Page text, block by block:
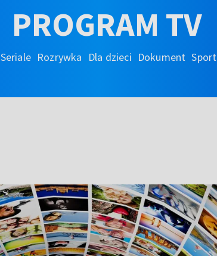
PROGRAM TV
Seriale Rozrywka Dla dzieci Dokument Sport